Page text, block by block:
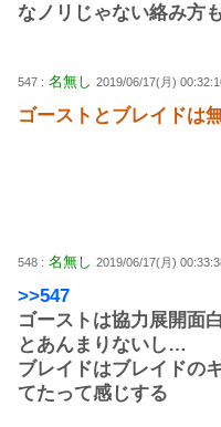
なノリじゃない絡み方
547 : 名無し 2019/06/17(月)
ゴーストとブレイドは
548 : 名無し 2019/06/17(月)
>>547
ゴーストは協力展開面
とあんまりないし…
ブレイドはブレイドの
てたって感じする